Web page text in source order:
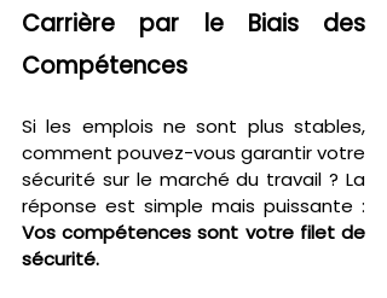
Carrière par le Biais des
Compétences
Si les emplois ne sont plus stables,
comment pouvez-vous garantir votre
sécurité sur le marché du travail ? La
Vos compétences sont votre filet de
sécurité.